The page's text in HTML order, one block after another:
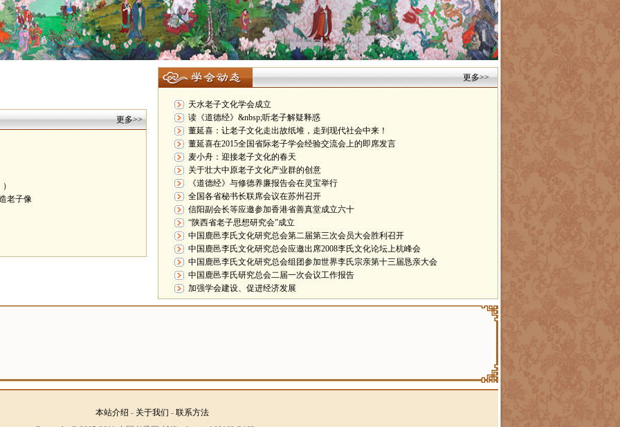
更多>>
老子像
更多>>
天水老子文化学会成立
读《道德经》&nbsp;听老子解疑释惑
董延喜：让老子文化走出故纸堆，走到现代社会中来！
董延喜在2015全国省际老子学会经验交流会上的即席发言
麦小舟：迎接老子文化的春天
关于壮大中原老子文化产业群的创意
《道德经》与修德养廉报告会在灵宝举行
全国各省秘书长联席会议在苏州召开
信阳副会长等应邀参加香港省善真堂成立六十
“陕西省老子思想研究会”成立
中国鹿邑李氏文化研究总会第二届第三次会员大会胜利召开
中国鹿邑李氏文化研究总会应邀出席2008李氏文化论坛上杭峰会
中国鹿邑李氏文化研究总会组团参加世界李氏宗亲第十三届恳亲大会
中国鹿邑李氏研究总会二届一次会议工作报告
加强学会建设、促进经济发展
本站介绍 - 关于我们 - 联系方法